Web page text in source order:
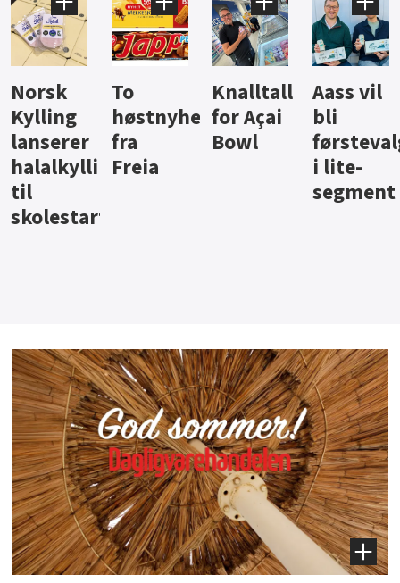
Knalltall
for Açai
Bowl
Aass vil
bli
førstevalg
i lite-
Brus og
jus fra
Berentsen
Hard
iste fra
Hansa